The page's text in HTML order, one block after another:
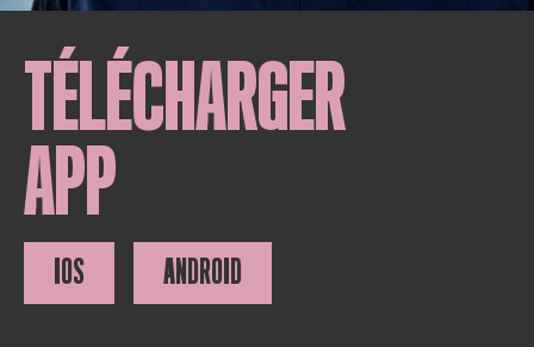
TÉLÉCHARGER
APP
IOS ANDROID